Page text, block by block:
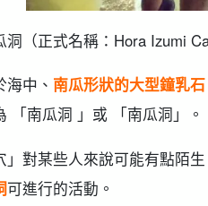
洞（正式名稱：Hora Izumi
海中、 南瓜形狀的大型鐘乳石
「南瓜洞 」或 「南瓜洞」。
」對某些人來說可能有點陌
可進行的活動。